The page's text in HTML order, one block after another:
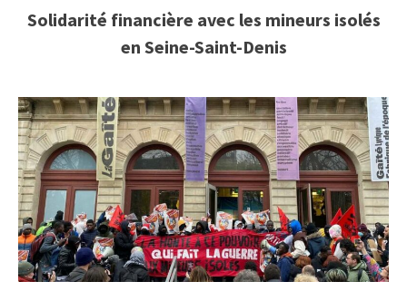
Solidarité financière avec les mineurs isolés
en Seine-Saint-Denis